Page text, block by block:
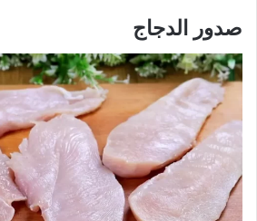
صدور الدجاج